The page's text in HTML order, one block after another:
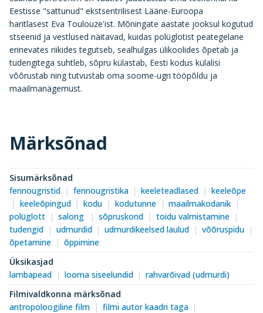
Eestisse "sattunud" ekstsentrilisest Lääne-Euroopa
haritlasest Eva Toulouze'ist. Mõningate aastate jooksul kogutud
stseenid ja vestlused näitavad, kuidas polüglotist peategelane
erinevates riikides tegutseb, sealhulgas ülikoolides õpetab ja
tudengitega suhtleb, sõpru külastab, Eesti kodus külalisi
võõrustab ning tutvustab oma soome-ugri tööpõldu ja
maailmanägemust.
Märksõnad
Sisumärksõnad
fennougristid
fennougristika keeleteadlased
keeleõpe
keeleõpingud
kodu kodutunne
maailmakodanik
polüglott
salong sõpruskond
toidu valmistamine
tudengid
udmurdid udmurdikeelsed laulud
võõruspidu
õpetamine
õppimine
Üksikasjad
lambapead
looma siseelundid
rahvarõivad (udmurdi)
Filmivaldkonna märksõnad
antropoloogiline film
filmi autor kaadri taga